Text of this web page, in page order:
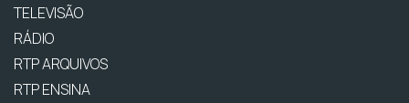
TELEVISÃO
RÁDIO
RTP ARQUIVOS
RTP ENSINA